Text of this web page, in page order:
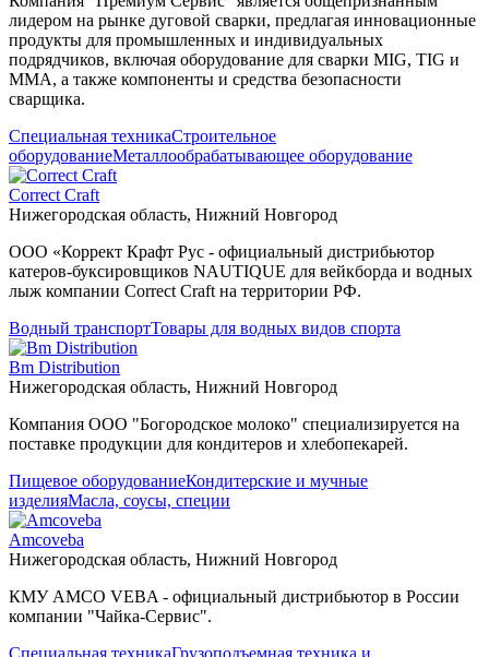
лидером на рынке дуговой сварки, предлагая инновационные
продукты для промышленных и индивидуальных
подрядчиков, включая оборудование для сварки MIG, TIG и
MMA, а также компоненты и средства безопасности
сварщика.
Специальная техникаСтроительное
оборудованиеМеталлообрабатывающее оборудование
Correct Craft
Нижегородская область, Нижний Новгород
ООО «Коррект Крафт Рус - официальный дистрибьютор
катеров-буксировщиков NAUTIQUE для вейкборда и водных
лыж компании Correct Craft на территории РФ.
Водный транспортТовары для водных видов спорта
Bm Distribution
Нижегородская область, Нижний Новгород
Компания ООО "Богородское молоко" специализируется на
поставке продукции для кондитеров и хлебопекарей.
Пищевое оборудованиеКондитерские и мучные
изделияМасла, соусы, специи
Amcoveba
Нижегородская область, Нижний Новгород
КМУ AMCO VEBA - официальный дистрибьютор в России
компании "Чайка-Сервис".
Специальная техникаГрузоподъемная техника и